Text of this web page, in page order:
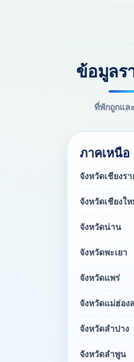
ข้อมูลร
ที่พักถูกแล
ภาคเหนือ
จังหวัดเชียงรา
จังหวัดเชียงให
จังหวัดน่าน
จังหวัดพะเยา
จังหวัดแพร่
จังหวัดแม่ฮ่อง
จังหวัดลำปาง
จังหวัดลำพูน